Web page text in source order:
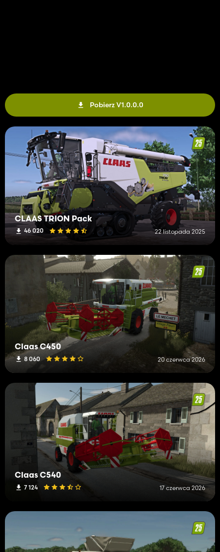
Pobierz V1.0.0.0
CLAAS TRION Pack
46 020 22 listopada 2025
Claas C450
8 060 20 czerwca 2026
Claas C540
7 124 17 czerwca 2026